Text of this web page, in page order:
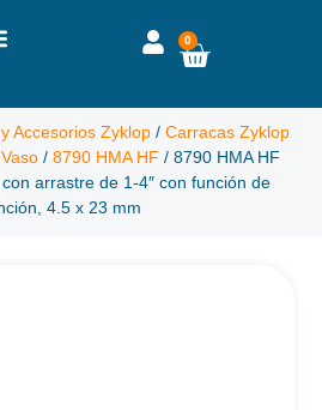
0
Accesorios Zyklop / Carracas Zyklop
/ 8790 HMA HF / 8790 HMA HF
arrastre de 1-4″ con función de
4.5 x 23 mm